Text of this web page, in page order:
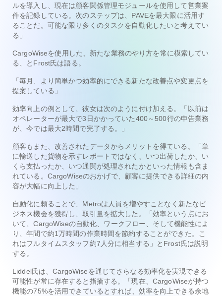
ルを導入し、現在は顧客関係管理モジュールを使用して営業案
件を記録している。次のステップは、PAVEを最大限に活用す
ることだ。可能な限り多くのタスクを自動化したいと考えてい
る」
CargoWiseを使用した、新たな業務のやり方を常に模索してい
る、とFrost氏は語る。
「毎月、より簡単かつ効率的にできる新たな改善点や変更点を
提案している」
効率向上の例として、彼女は次のように付け加える。「以前は
オペレーターが最大で3日かかっていた400～500行の申告業務
が、今では最大2時間で完了する。」
顧客もまた、改善されたデータからメリットを得ている。「単
に輸送した貨物を示すレポートではなく、いつ出荷したか、い
くら支払ったか、いつ通関が処理されたかといった情報も含ま
れている。CargoWiseのおかげで、顧客に提供できる詳細の内
容が大幅に向上した」
自動化に頼ることで、Metroは人員を増やすことなく新たなビ
ジネス機会を獲得し、取引量を拡大した。「効率という点にお
いて、CargoWiseの自動化、ワークフロー、そして機能性によ
り、年間で約1万時間の作業時間を節約することができた。こ
れはフルタイムスタッフ約7人分に相当する」とFrost氏は説明
する。
Liddel氏は、CargoWiseを通じてさらなる効率化を実現できる
可能性が常に存在すると指摘する。「現在、CargoWiseが持つ
機能の75%を活用できているとすれば、効率を向上できる余地